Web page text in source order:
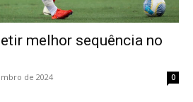
melhor sequência no
de 2024 0